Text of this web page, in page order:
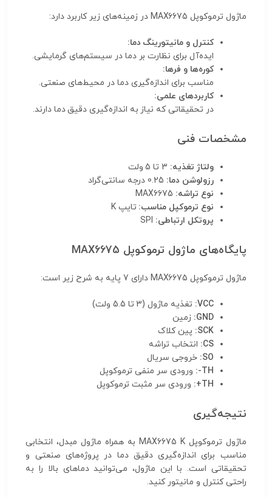
ماژول ترموکوپل MAX6675 در زمینه‌های زیر کاربرد دارد:
کنترل و مانیتورینگ دما:
ایده‌آل برای نظارت بر دما در سیستم‌های گرمایشی.
کوره‌ها و فرها:
مناسب برای اندازه‌گیری دما در محیط‌های صنعتی.
کاربردهای علمی:
در تحقیقاتی که نیاز به اندازه‌گیری دقیق دما دارند.
مشخصات فنی
ولتاژ تغذیه:
رزولوشن دما:
نوع تراشه:
نوع ترموکپل مناسب: تایپ K
پروتکل ارتباطی:
پایگاه‌های ماژول ترموکوپل MAX6675
ماژول ترموکوپل MAX6675 دارای 7 پایه به شرح زیر است:
VCC: تغذیه ماژول (3 تا 5.5 ولت)
GND: زمین
SCK: پین کلاک
CS: انتخاب تراشه
SO: خروجی سریال
TH-:
ورودی سر منفی ترموکوپل
TH+:
ورودی سر مثبت ترموکوپل
نتیجه‌گیری
ماژول ترموکوپل MAX6675 K به همراه ماژول مبدل، انتخابی
مناسب برای اندازه‌گیری دقیق دما در پروژه‌های صنعتی و
تحقیقاتی است. با این ماژول، می‌توانید دماهای بالا را به
راحتی کنترل و مانیتور کنید.